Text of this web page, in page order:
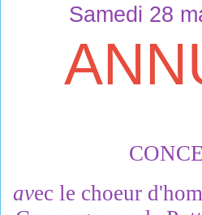
Samedi 28
CONCE
avec le choeur d'